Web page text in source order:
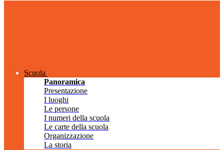
Scuola
Panoramica
Presentazione
I luoghi
Le persone
I numeri della scuola
Le carte della scuola
Organizzazione
La storia